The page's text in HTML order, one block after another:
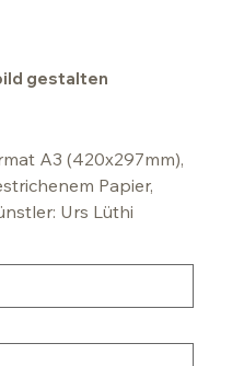
gestalten
A3 (420x297mm),
Papier,
Urs Lüthi